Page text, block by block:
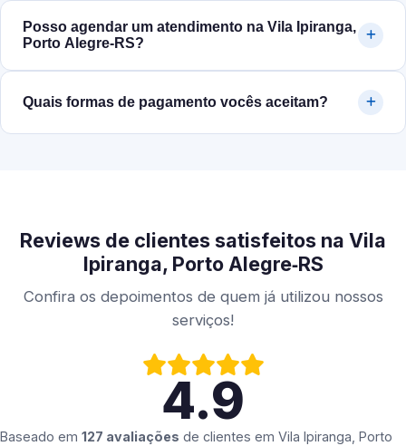
Posso agendar um atendimento na Vila Ipiranga,
Porto Alegre‑RS?
Quais formas de pagamento vocês aceitam?
Reviews de clientes satisfeitos na Vila
Ipiranga, Porto Alegre‑RS
Confira os depoimentos de quem já utilizou nossos
serviços!
4.9
Baseado em 127 avaliações de clientes em Vila Ipiranga, Porto